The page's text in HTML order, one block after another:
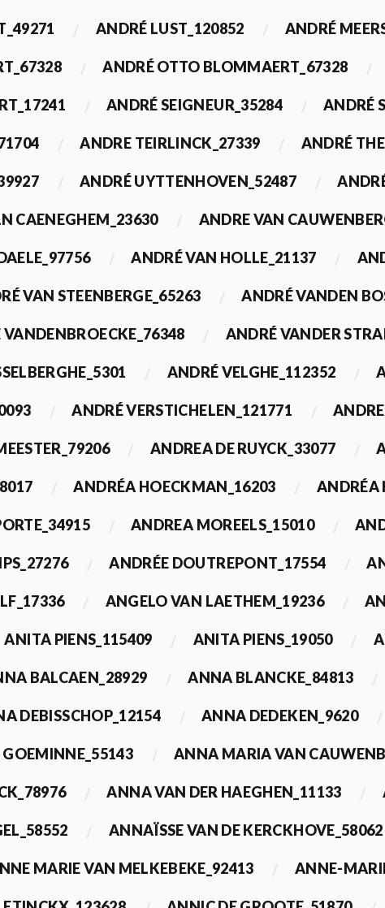
ANDRÉ LUST_120852 ANDRÉ
ANDRÉ OTTO BLOMMAERT_67328
ANDRÉ SEIGNEUR_35284 ANDRÉ
ANDRE TEIRLINCK_27339 ANDRÉ
ANDRÉ UYTTENHOVEN_52487
CAENEGHEM_23630 ANDRE VAN
ANDRÉ VAN HOLLE_21137
VAN STEENBERGE_65263 ANDRÉ VANDEN
VANDENBROECKE_76348 ANDRÉ VANDER
ANDRÉ VELGHE_112352
ANDRÉ VERSTICHELEN_121771
ANDREA DE RUYCK_33077
ANDRÉA HOECKMAN_16203 ANDRÉA
ANDREA MOREELS_15010
ANDRÉE DOUTREPONT_17554
ANGELO VAN LAETHEM_19236
ANITA PIENS_115409 ANITA PIENS_19050
BALCAEN_28929 ANNA BLANCKE_84813
DEBISSCHOP_12154 ANNA DEDEKEN_9620
ANNA MARIA VAN
ANNA VAN DER HAEGHEN_11133
ANNAÏSSE VAN DE KERCKHOVE_58062
MARIE VAN MELKEBEKE_92413 ANNE-